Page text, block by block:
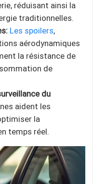
réduisant ainsi la
traditionnelles.
Les spoilers,
aérodynamiques
la résistance de
de
du
aident les
la
temps réel.